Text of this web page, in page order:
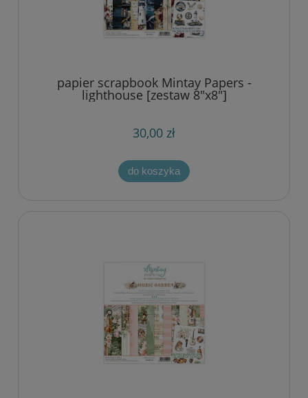
papier scrapbook Mintay Papers -
lighthouse [zestaw 8"x8"]
30,00 zł
do koszyka